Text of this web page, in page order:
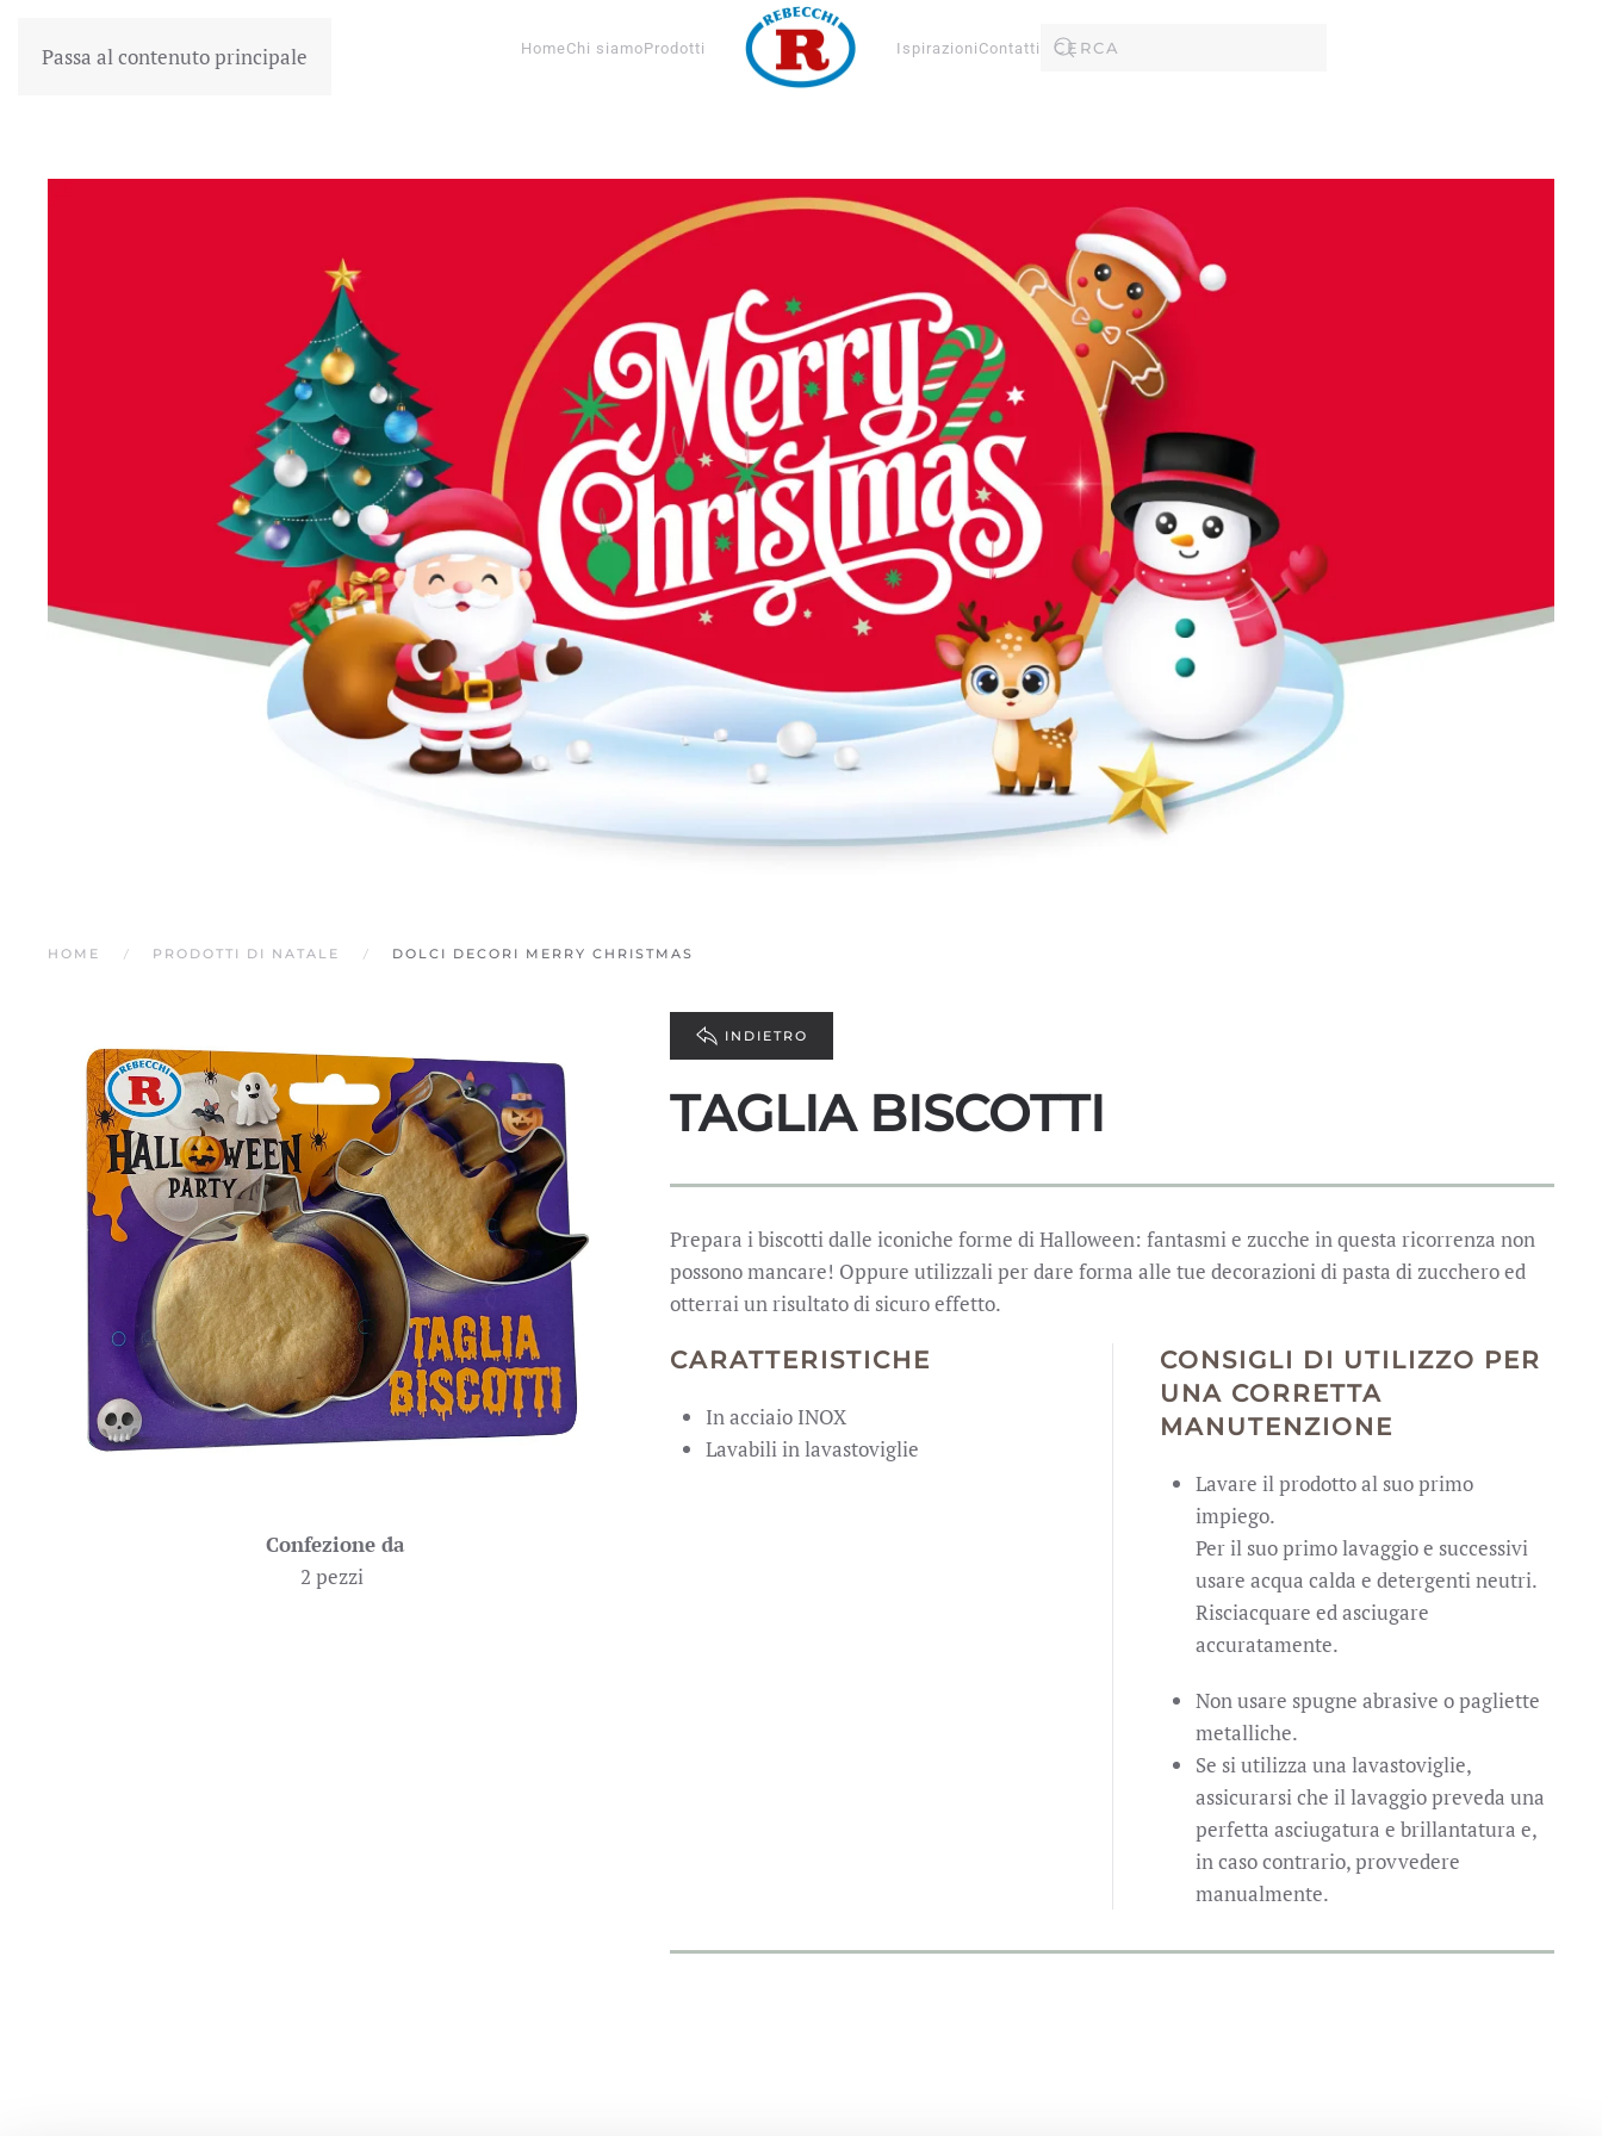
Passa al contenuto principale HomeChi siamoProdotti Ispirazioni Contatti
HOME PRODOTTI DI NATALE DOLCI DECORI MERRY CHRISTMAS
Confezione da
2 pezzi
INDIETRO
TAGLIA BISCOTTI
Prepara i biscotti dalle iconiche forme di Halloween: fantasmi e zucche in questa ricorrenza non
possono mancare! Oppure utilizzali per dare forma alle tue decorazioni di pasta di zucchero ed
otterrai un risultato di sicuro effetto.
CARATTERISTICHE
In acciaio INOX
Lavabili in lavastoviglie
CONSIGLI DI UTILIZZO PER
UNA CORRETTA
MANUTENZIONE
Lavare il prodotto al suo primo
impiego.
Per il suo primo lavaggio e successivi
usare acqua calda e detergenti neutri.
Risciacquare ed asciugare
accuratamente.
Non usare spugne abrasive o pagliette
metalliche.
Se si utilizza una lavastoviglie,
assicurarsi che il lavaggio preveda una
perfetta asciugatura e brillantatura e,
in caso contrario, provvedere
manualmente.